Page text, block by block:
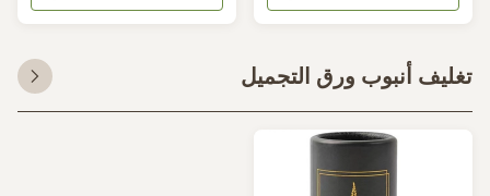
أنبوب ورق التجميل